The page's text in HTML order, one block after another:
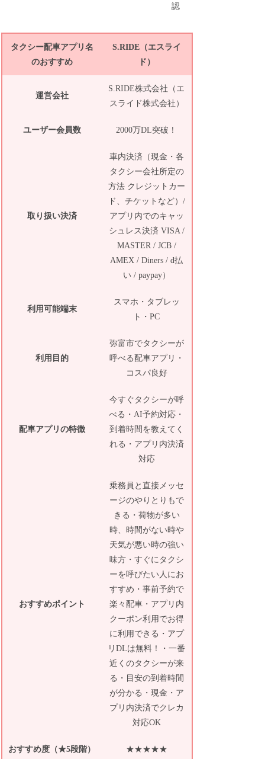
認
タクシー配車アプリ名
のおすすめ
S.RIDE（エスライ
ド）
運営会社
S.RIDE株式会社（エ
スライド株式会社）
ユーザー会員数 2000万DL突破！
取り扱い決済
車内決済（現金・各
タクシー会社所定の
方法 クレジットカー
ド、チケットなど）/
アプリ内でのキャッ
シュレス決済 VISA /
MASTER / JCB /
AMEX / Diners / d払
い / paypay）
利用可能端末
スマホ・タブレッ
ト・PC
利用目的
弥富市でタクシーが
呼べる配車アプリ・
コスパ良好
配車アプリの特徴
今すぐタクシーが呼
べる・AI予約対応・
到着時間を教えてく
れる・アプリ内決済
対応
おすすめポイント
乗務員と直接メッセ
ージのやりとりもで
きる・荷物が多い
時、時間がない時や
天気が悪い時の強い
味方・すぐにタクシ
ーを呼びたい人にお
すすめ・事前予約で
楽々配車・アプリ内
クーポン利用でお得
に利用できる・アプ
リDLは無料！・一番
近くのタクシーが来
る・目安の到着時間
が分かる・現金・ア
プリ内決済でクレカ
対応OK
おすすめ度（★5段階） ★★★★★